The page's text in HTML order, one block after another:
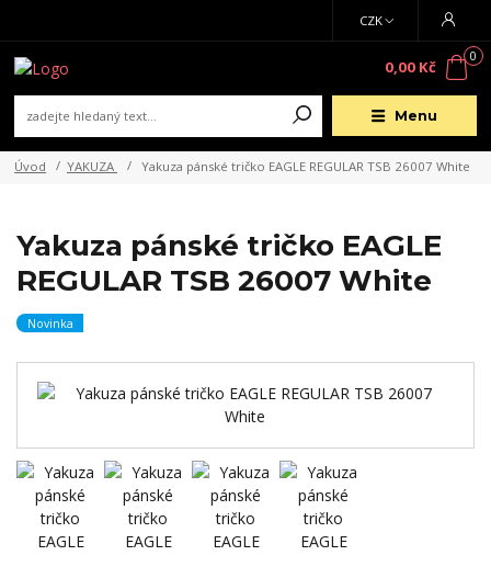
Menu
CZK
0
0,00 Kč
Úvod YAKUZA Yakuza pánské tričko EAGLE REGULAR TSB 26007 White
Yakuza pánské tričko EAGLE
REGULAR TSB 26007 White
Novinka